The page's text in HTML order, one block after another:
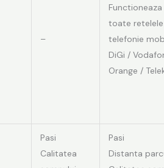
–
Functioneaza
toate
telefonie
DiGi /
Orange /
Pasi
Calitatea
Pasi
Distanta